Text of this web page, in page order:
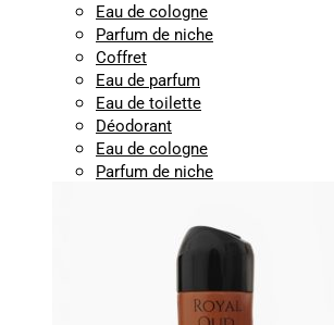
Eau de cologne
Parfum de niche
Coffret
Eau de parfum
Eau de toilette
Déodorant
Eau de cologne
Parfum de niche